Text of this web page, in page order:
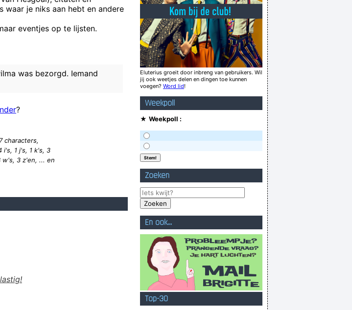
in ziekenhuis bij Derbyclub Opglabbeek. WTF DOET EEN PAARD IN EEN ZIEKENHUIS??
Slap OHL raakt niet voorbij tienkoppig OHL
Morry Mor! Rooike Plooike
Er volgde een schetenfestival dat zijn weerga niét kende!
Flerfers keep tryin', everyone else keeps laughin'
gister 2 fleskes cristal gedronke, alcoholctrl gehad, & thuis nog 1,5 fles wijn leeggelurkt
De eclairs gaan weer als zoete broodjes over de toonbank!
Verknoei je tijd op een nuttige manier!
Geej se lèllike voel hod!
waar je niks aan hebt en andere
eventjes op te lijsten.
was bezorgd. Iemand
?
characters,
i's, 1 j's, 1 k's, 3
3 z'en, ... en
Eluterius groeit door inbreng van gebruikers. Wil
jij ook weetjes delen en dingen toe kunnen
voegen? Word lid!
Weekpoll
★ Weekpoll :
Zoeken
En ook...
Top-30